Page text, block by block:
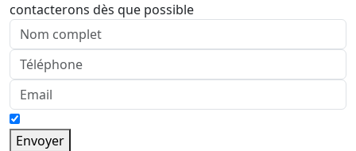
contacterons dès que possible
Envoyer